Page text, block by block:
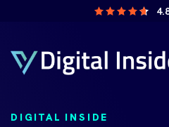
DIGITAL INSIDE